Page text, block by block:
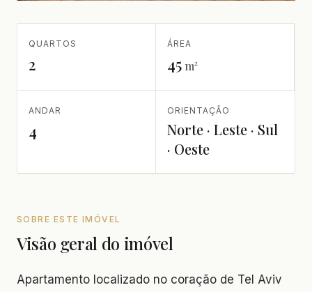
QUARTOS
2
ÁREA
45 m²
ANDAR
4
ORIENTAÇÃO
Norte · Leste · Sul
· Oeste
SOBRE ESTE IMÓVEL
Visão geral do imóvel
Apartamento localizado no coração de Tel Aviv